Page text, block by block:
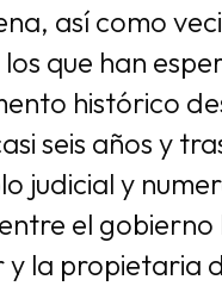
así como
que han
histórico
seis años y
judicial y
el gobierno
y la propietaria